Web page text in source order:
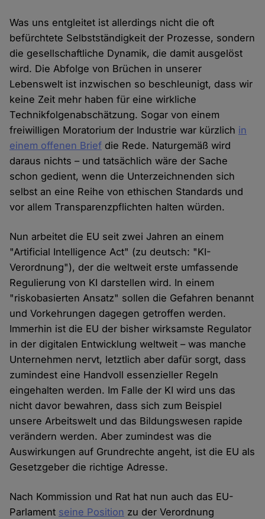
Was uns entgleitet ist allerdings nicht die oft
befürchtete Selbstständigkeit der Prozesse, sondern
die gesellschaftliche Dynamik, die damit ausgelöst
wird. Die Abfolge von Brüchen in unserer
Lebenswelt ist inzwischen so beschleunigt, dass wir
keine Zeit mehr haben für eine wirkliche
Technikfolgenabschätzung. Sogar von einem
freiwilligen Moratorium der Industrie war kürzlich in
einem offenen Brief die Rede. Naturgemäß wird
daraus nichts – und tatsächlich wäre der Sache
schon gedient, wenn die Unterzeichnenden sich
selbst an eine Reihe von ethischen Standards und
vor allem Transparenzpflichten halten würden.
Nun arbeitet die EU seit zwei Jahren an einem
"Artificial Intelligence Act" (zu deutsch: "KI-
Verordnung"), der die weltweit erste umfassende
Regulierung von KI darstellen wird. In einem
"riskobasierten Ansatz" sollen die Gefahren benannt
und Vorkehrungen dagegen getroffen werden.
Immerhin ist die EU der bisher wirksamste Regulator
in der digitalen Entwicklung weltweit – was manche
Unternehmen nervt, letztlich aber dafür sorgt, dass
zumindest eine Handvoll essenzieller Regeln
eingehalten werden. Im Falle der KI wird uns das
nicht davor bewahren, dass sich zum Beispiel
unsere Arbeitswelt und das Bildungswesen rapide
verändern werden. Aber zumindest was die
Auswirkungen auf Grundrechte angeht, ist die EU als
Gesetzgeber die richtige Adresse.
Nach Kommission und Rat hat nun auch das EU-
Parlament seine Position zu der Verordnung